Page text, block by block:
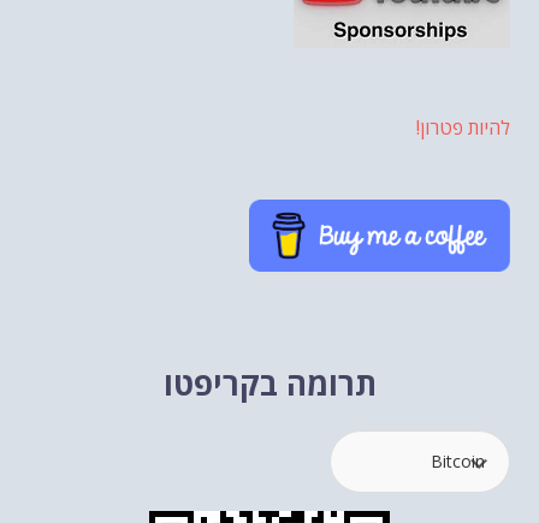
להיות פטרון!
תרומה בקריפטו